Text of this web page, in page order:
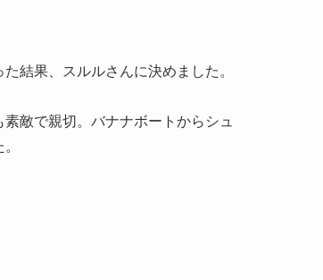
結果、スルルさんに決めました。
敵で親切。バナナボートからシュ